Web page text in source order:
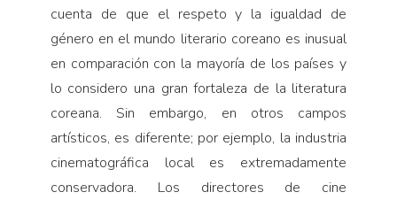
cuenta de que el respeto y la igualdad de
género en el mundo literario coreano es inusual
en comparación con la mayoría de los países y
lo considero una gran fortaleza de la literatura
coreana. Sin embargo, en otros campos
artísticos, es diferente; por ejemplo, la industria
cinematográfica local es extremadamente
conservadora. Los directores de cine